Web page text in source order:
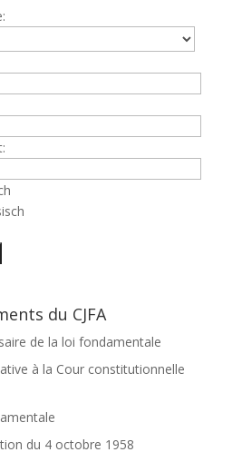
du CJFA
de la loi fondamentale
à la Cour constitutionnelle
du 4 octobre 1958